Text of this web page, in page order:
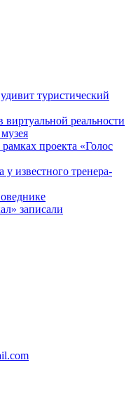
туристический
виртуальной реальности
проекта «Голос
известного тренера-
записали